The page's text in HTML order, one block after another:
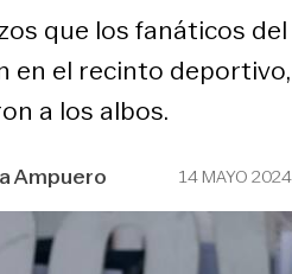
que los fanáticos del
en el recinto deportivo,
a los albos.
Ampuero 14 MAYO 2024